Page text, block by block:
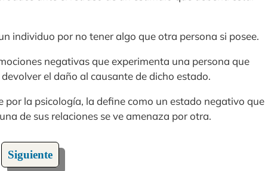
individuo por no tener algo que otra persona si posee.
negativas que experimenta una persona que
el daño al causante de dicho estado.
la psicología, la define como un estado negativo que
de sus relaciones se ve amenaza por otra.
Siguiente